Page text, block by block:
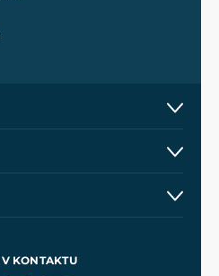
KONTAKTU